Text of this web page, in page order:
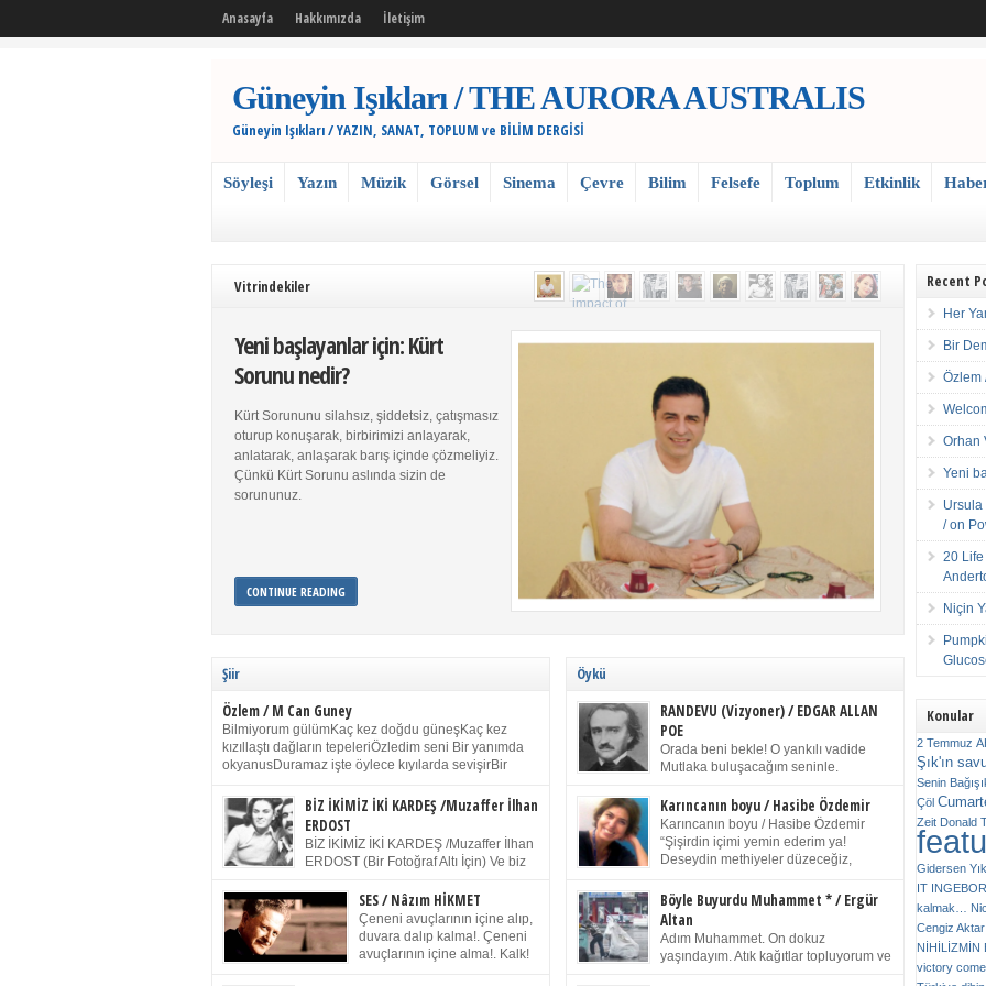
Anasayfa Hakkımızda İletişim
Güneyin Işıkları / THE AURORA AUSTRALIS
Güneyin Işıkları / YAZIN, SANAT, TOPLUM ve BİLİM DERGİSİ
Söyleşi Yazın Müzik Görsel Sinema Çevre Bilim Felsefe Toplum Etkinlik
Vitrindekiler
Yeni başlayanlar için: Kürt
Sorunu nedir?
Kürt Sorununu silahsız, şiddetsiz, çatışmasız
oturup konuşarak, birbirimizi anlayarak,
anlatarak, anlaşarak barış içinde çözmeliyiz.
Çünkü Kürt Sorunu aslında sizin de
sorununuz.
CONTINUE READING
Şiir
Özlem / M Can Guney
Bilmiyorum gülümKaç kez doğdu güneşKaç kez
kızıllaştı dağların tepeleriÖzledim seni Bir yanımda
okyanusDuramaz işte öylece kıyılarda sevişirBir
dururSokulur yalnızlığıma kokun olur Gözlerim bir
buruk gülümsemeDudağımda buğusu
öpüşlerinGeceler boyuÖzledim seni 2004 Haziran
Sydney / Toplumsal Kaynak / Memduh Güney
BİZ İKİMİZ İKİ KARDEŞ /Muzaffer İlhan
ERDOST
BİZ İKİMİZ İKİ KARDEŞ /Muzaffer İlhan
ERDOST (Bir Fotoğraf Altı İçin) Ve biz
Duracağız Fotoğrafımızda durduğumuz gibi Benim
ellerimde kelepçe Yüzümde yapay bir gülüş
(Kelepçeyi yadırgamanın gülüşü belki İlk kez olduğu
için Sonra alıştım Ve unuttum sonra kelepçeyi
SES / Nâzım HİKMET
Çeneni avuçlarının içine alıp,
duvara dalıp kalma!. Çeneni
avuçlarının içine alma!. Kalk!
Öykü
RANDEVU (Vizyoner) / EDGAR ALLAN
POE
Orada beni bekle! O yankılı vadide
Mutlaka buluşacağım seninle.
karısının ölümü üstüne yazdığı ağıt.) Talihsiz ve
gizemli adam! – Sen ki kendi hayal gücünün
parlaklığıyla afalladın, gençliğinin alevleri arasına
düştün! Hayalimde seni tekrar görüyorum! Bir kez
olduğun gibi değil soğuk vadide ve gölgelerin […]
Karıncanın boyu / Hasibe Özdemir
Karıncanın boyu / Hasibe Özdemir
“Şişirdin içimi yemin ederim ya!
Deseydin methiyeler düzeceğiz,
titriyor. “Sana gel demedim kızım.” diyorum sakince.
“Takıldın peşime madem, ne duyarsan
katlanacaksın.” Bir sigara yakıyor. Başını yana yatırıp,
bezmiş annelerin yılgın bakışıyla süzüyor beni.
Kaşlarımı kaldırıp ona bakıyorum ben de. Pes ediyor.
Böyle Buyurdu Muhammet * / Ergür
Altan
Adım Muhammet. On dokuz
yaşındayım. Atık kağıtlar topluyorum ve
Recent
Her
Bir
Özlem
Orhan
Yeni
Ursula
/ on
20
Niçin
Konular
2 Temmuz
Şık'ın
Senin
Çöl
Zeit Donald
Gidersen
IT
kalmak…
Cengiz Aktar
NİHİLİZMİN
victory